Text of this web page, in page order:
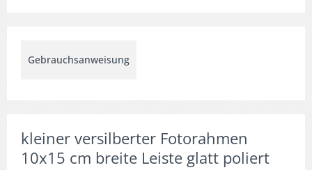
Gebrauchsanweisung
kleiner versilberter Fotorahmen
10x15 cm breite Leiste glatt poliert